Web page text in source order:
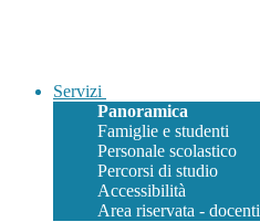
Servizi
Panoramica
Famiglie e studenti
Personale scolastico
Percorsi di studio
Accessibilità
Area riservata - docenti